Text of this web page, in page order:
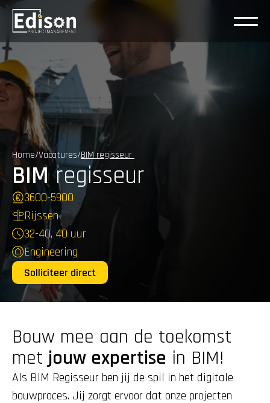
Home/Vacatures/BIM regisseur
BIM regisseur
3600-5900
Rijssen
32-40, 40 uur
Engineering
Solliciteer direct
Bouw mee aan de toekomst
met jouw expertise in BIM!
Als BIM Regisseur ben jij de spil in het digitale
bouwproces. Jij zorgt ervoor dat onze projecten